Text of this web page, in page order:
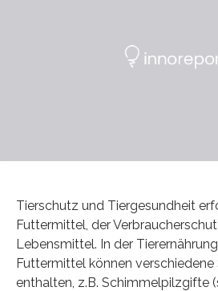
Tierschutz und Tiergesundheit
Futtermittel, der
Lebensmittel. In der
Futtermittel können
enthalten, z.B. Schimmelpilzgifte